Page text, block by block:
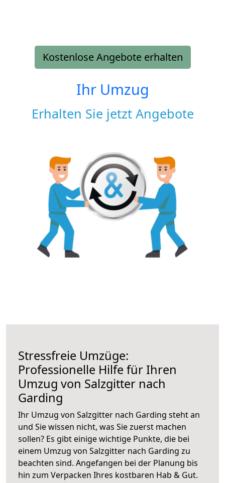
Kostenlose Angebote erhalten
Ihr Umzug
Erhalten Sie jetzt Angebote
Stressfreie Umzüge:
Professionelle Hilfe für Ihren
Umzug von Salzgitter nach
Garding
Ihr Umzug von Salzgitter nach Garding steht an
und Sie wissen nicht, was Sie zuerst machen
sollen? Es gibt einige wichtige Punkte, die bei
einem Umzug von Salzgitter nach Garding zu
beachten sind. Angefangen bei der Planung bis
hin zum Verpacken Ihres kostbaren Hab & Gut.